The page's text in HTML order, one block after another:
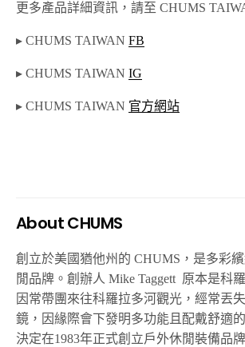
更多產品詳細資訊，請至 CHUMS
▸ CHUMS TAIWANFB
▸ CHUMS TAIWANIG
▸ CHUMS TAIWAN 官方網站
About CHUMS
創立於美國猶他州的 CHUMS，是多彩
閒品牌。創辦人 Mike Taggett 原本是科
因常帶團來往科羅拉多河觀光，經常丟
鏡，因緣際會下發明多功能且配戴舒適
決定在1983年正式創立戶外休閒裝備品